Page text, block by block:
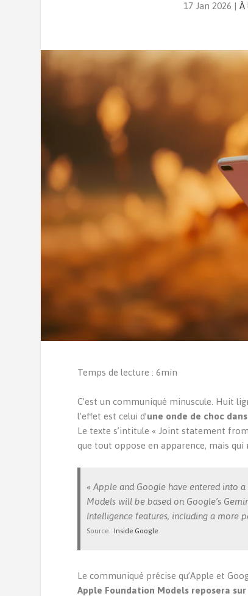
17 Jan 2026 |À
Temps de lecture : 6min
C’est un communiqué minuscule. Huit
l’effet est celui d’une onde de choc
Le texte s’intitule « Joint statement
que tout oppose en apparence, mais qui
« Apple and Google have entered into
Models will be based on Google’s
Intelligence features, including a more
Source : Inside Google
Le communiqué précise qu’Apple et
Apple Foundation Models reposera